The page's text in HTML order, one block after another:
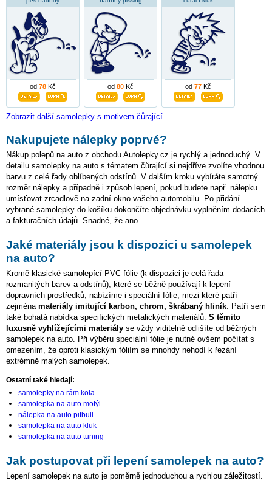
od 78 Kč od 80 Kč od 77 Kč
Zobrazit další samolepky s motivem čůrající
Nakupujete nálepky poprvé?
Nákup polepů na auto z obchodu Autolepky.cz je rychlý a jednoduchý. V
detailu samolepky na auto s tématem čůrající si nejdříve zvolíte vhodnou
barvu z celé řady oblíbených odstínů. V dalším kroku vybíráte samotný
rozměr nálepky a případně i způsob lepení, pokud budete např. nálepku
umísťovat zrcadlově na zadní okno vašeho automobilu. Po přidání
vybrané samolepky do košíku dokončíte objednávku vyplněním dodacích
a fakturačních údajů. Snadné, že ano..
Jaké materiály jsou k dispozici u samolepek
na auto?
Kromě klasické samolepící PVC fólie (k dispozici je celá řada
rozmanitých barev a odstínů), které se běžně používají k lepení
dopravních prostředků, nabízíme i speciální fólie, mezi které patří
zejména materiály imitující karbon, chrom, škrábaný hliník . Patří sem
také bohatá nabídka specifických metalických materiálů. S těmito
luxusně vyhlížejícími materiály se vždy viditelně odlišíte od běžných
samolepek na auto. Při výběru speciální fólie je nutné ovšem počítat s
omezením, že oproti klasickým fóliím se mnohdy nehodí k řezání
extrémně malých samolepek.
Ostatní také hledají:
samolepky na rám kola
samolepka na auto motýl
nálepka na auto pitbull
samolepka na auto kluk
samolepka na auto tuning
Jak postupovat při lepení samolepek na auto?
Lepení samolepek na auto je poměrně jednoduchou a rychlou záležitostí.